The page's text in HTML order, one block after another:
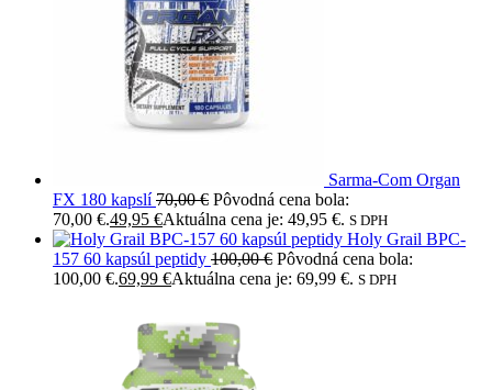
Sarma-Com Organ
FX 180 kapslí 70,00€ Pôvodná cena bola:
70,00 €.49,95 €Aktuálna cena je: 49,95 €. S DPH
Holy Grail BPC-
157 60 kapsúl peptidy 100,00€ Pôvodná cena bola:
100,00 €.69,99 €Aktuálna cena je: 69,99 €. S DPH